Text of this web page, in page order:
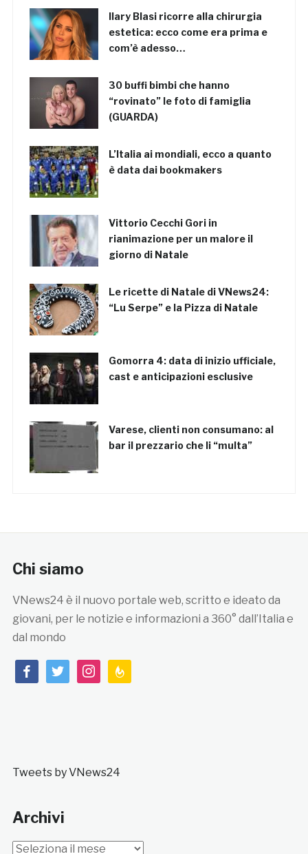
Ilary Blasi ricorre alla chirurgia
estetica: ecco come era prima e
com’è adesso…
30 buffi bimbi che hanno
“rovinato” le foto di famiglia
(GUARDA)
L’Italia ai mondiali, ecco a quanto
è data dai bookmakers
Vittorio Cecchi Gori in
rianimazione per un malore il
giorno di Natale
Le ricette di Natale di VNews24:
“Lu Serpe” e la Pizza di Natale
Gomorra 4: data di inizio ufficiale,
cast e anticipazioni esclusive
Varese, clienti non consumano: al
bar il prezzario che li “multa”
Chi siamo
VNews24 è il nuovo portale web, scritto e ideato da
giovani, per le notizie e informazioni a 360° dall’Italia e
dal mondo
facebooktwitterinstagramfeedburner
Tweets by VNews24
Archivi
Archivi